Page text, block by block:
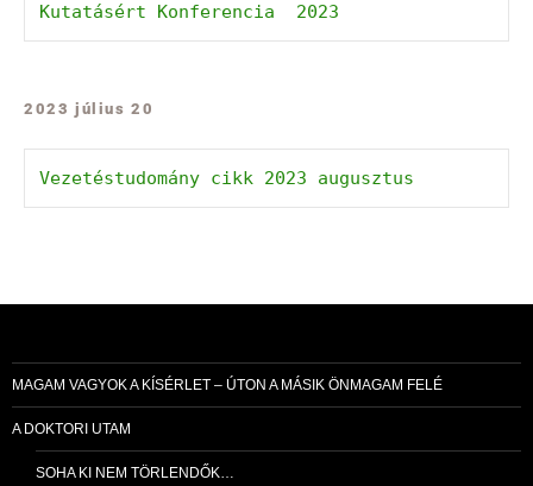
Kutatásért Konferencia  2023
2023 július 20
Vezetéstudomány cikk 2023 augusztus
MAGAM VAGYOK A KÍSÉRLET – ÚTON A MÁSIK ÖNMAGAM FELÉ
A DOKTORI UTAM
SOHA KI NEM TÖRLENDŐK…